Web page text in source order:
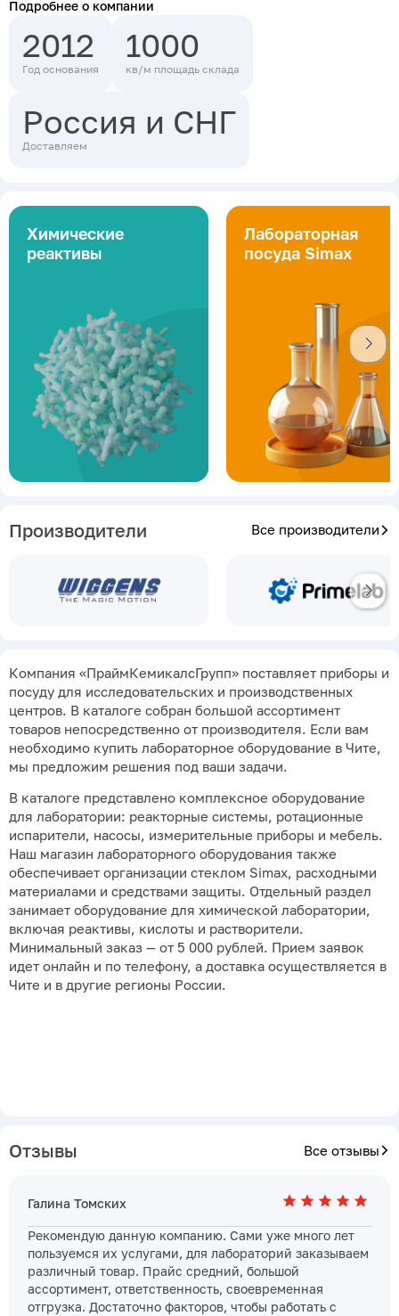
Подробнее о компании
2012
Год основания
1000
кв/м площадь склада
Россия и СНГ
Доставляем
Химические
реактивы
Лабораторная
посуда Simax
Производители Все производители
Компания «ПраймКемикалсГрупп» поставляет приборы и
посуду для исследовательских и производственных
центров. В каталоге собран большой ассортимент
товаров непосредственно от производителя. Если вам
необходимо купить лабораторное оборудование в Чите,
мы предложим решения под ваши задачи.
В каталоге представлено комплексное оборудование
для лаборатории: реакторные системы, ротационные
испарители, насосы, измерительные приборы и мебель.
Наш магазин лабораторного оборудования также
обеспечивает организации стеклом Simax, расходными
материалами и средствами защиты. Отдельный раздел
занимает оборудование для химической лаборатории,
включая реактивы, кислоты и растворители.
Минимальный заказ — от 5 000 рублей. Прием заявок
идет онлайн и по телефону, а доставка осуществляется в
Чите и в другие регионы России.
Отзывы Все отзывы
Галина Томских
Рекомендую данную компанию. Сами уже много лет
пользуемся их услугами, для лабораторий заказываем
различный товар. Прайс средний, большой
ассортимент, ответственность, своевременная
отгрузка. Достаточно факторов, чтобы работать с